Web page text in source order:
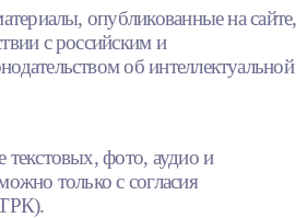
опубликованные на сайте,
с российским и
об интеллектуальной
фото, аудио и
только с согласия